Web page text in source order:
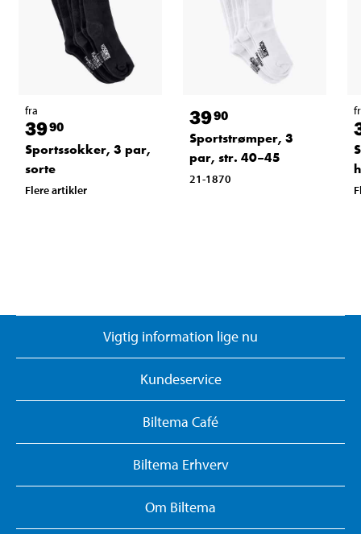
fra
3990
Sportssokker, 3 par,
sorte
Flere artikler
3990
Sportstrømper, 3
par, str. 40–45
21-1870
Vigtig information lige nu
Kundeservice
Biltema Café
Biltema Erhverv
Om Biltema